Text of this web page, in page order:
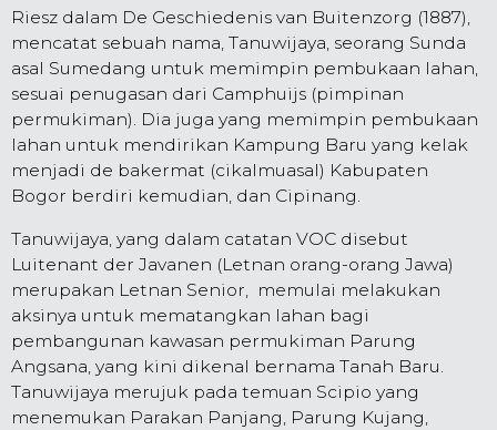
Riesz dalam De Geschiedenis van Buitenzorg (1887),
mencatat sebuah nama, Tanuwijaya, seorang Sunda
asal Sumedang untuk memimpin pembukaan lahan,
sesuai penugasan dari Camphuijs (pimpinan
permukiman). Dia juga yang memimpin pembukaan
lahan untuk mendirikan Kampung Baru yang kelak
menjadi de bakermat (cikalmuasal) Kabupaten
Bogor berdiri kemudian, dan Cipinang.
Tanuwijaya, yang dalam catatan VOC disebut
Luitenant der Javanen (Letnan orang-orang Jawa)
merupakan Letnan Senior, memulai melakukan
aksinya untuk mematangkan lahan bagi
pembangunan kawasan permukiman Parung
Angsana, yang kini dikenal bernama Tanah Baru.
Tanuwijaya merujuk pada temuan Scipio yang
menemukan Parakan Panjang, Parung Kujang,